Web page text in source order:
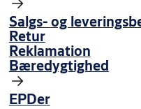
Salgs- og
Retur
Reklamation
Bæredygtighed
EPDer